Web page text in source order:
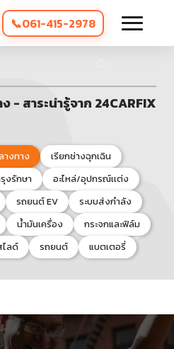
061-415-2978
- สาระน่ารู้จาก 24CARFIX
างทาง
เรียกช่างฉุกเฉิน
งรักษา
อะไหล่/อุปกรณ์เเต่ง
รถยนต์ EV
ระบบส่งกำลัง
น้ำมันเครื่อง
กระจกและฟิล์ม
ลด์ รถยนต์ แบตเตอรี่